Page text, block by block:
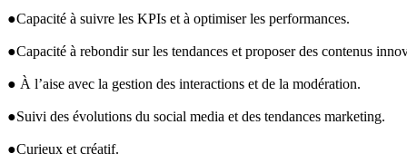
●Capacité à suivre les KPIs et à optimiser les performances.
●Capacité à rebondir sur les tendances et proposer des contenus
● À l’aise avec la gestion des interactions et de la modération.
●Suivi des évolutions du social media et des tendances marketing.
●Curieux et créatif.